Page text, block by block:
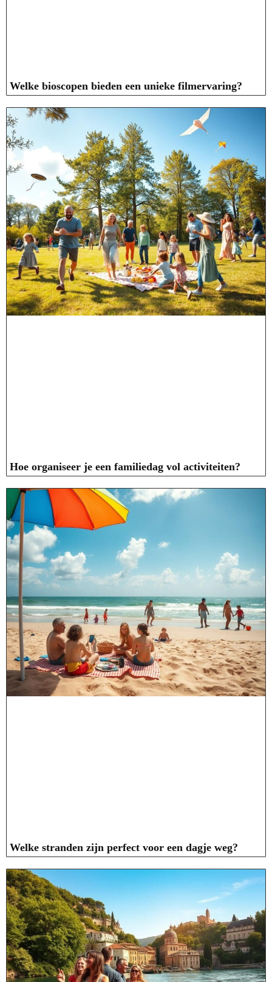
Welke bioscopen bieden een unieke filmervaring?
Hoe organiseer je een familiedag vol activiteiten?
Welke stranden zijn perfect voor een dagje weg?